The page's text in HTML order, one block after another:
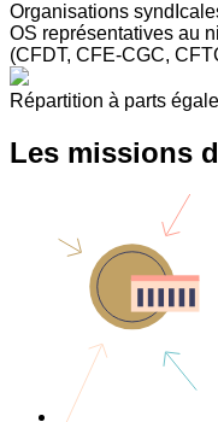
Organisations
OS représentatives au
(CFDT, CFE-CGC,
Répartition à parts
Les missions